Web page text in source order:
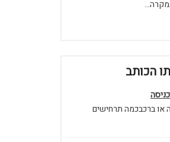
הכותב
או ברכבכמה תרחישים